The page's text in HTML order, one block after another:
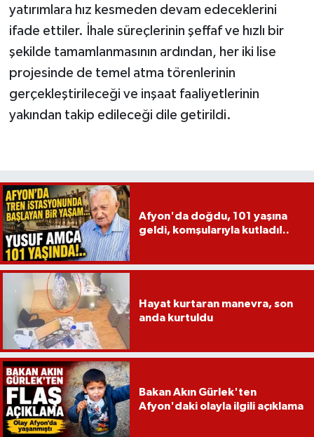
yatırımlara hız kesmeden devam edeceklerini
ifade ettiler. İhale süreçlerinin şeffaf ve hızlı bir
şekilde tamamlanmasının ardından, her iki lise
projesinde de temel atma törenlerinin
gerçekleştirileceği ve inşaat faaliyetlerinin
yakından takip edileceği dile getirildi.
Afyon'da doğdu, 101 yaşına
geldi, komşularıyla kutladı!..
Hayat kurtaran manevra, son
anda kurtuldu
Bakan Akın Gürlek'ten
Afyon'daki olayla ilgili açıklama